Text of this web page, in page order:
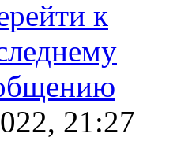
21:27